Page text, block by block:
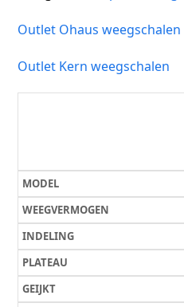
Outlet Ohaus weegschalen
Outlet Kern weegschalen